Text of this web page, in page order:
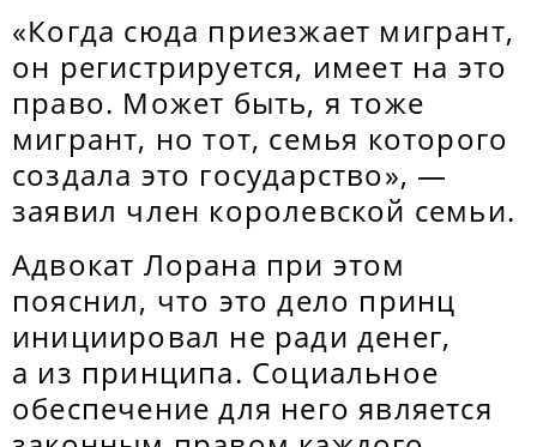
«Когда сюда приезжает мигрант,
он регистрируется, имеет на это
право. Может быть, я тоже
мигрант, но тот, семья которого
создала это государство», —
заявил член королевской семьи.
Адвокат Лорана при этом
пояснил, что это дело принц
инициировал не ради денег,
а из принципа. Социальное
обеспечение для него является